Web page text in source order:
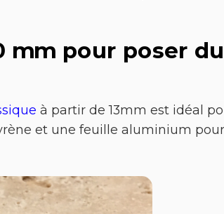
mm pour poser du
à partir de 13mm est idéal
et une feuille aluminium